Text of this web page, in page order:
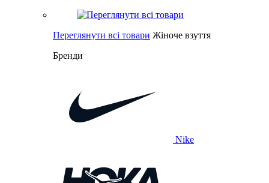
Переглянути всі товари Жіноче взуття
Бренди
Nike